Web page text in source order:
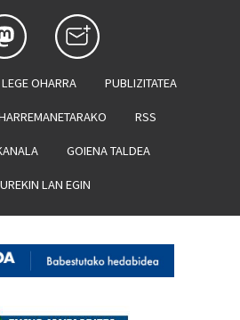
LEGE OHARRA PUBLIZITATEA
RSS
GOIENA TALDEA
LAN EGIN